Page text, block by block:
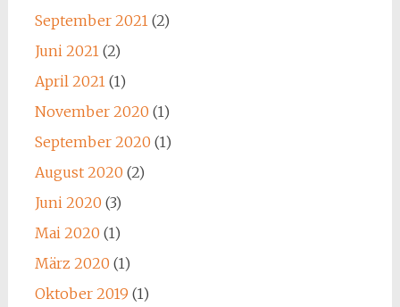
September 2021(2)
Juni 2021(2)
April 2021(1)
November 2020 (1)
September 2020 (1)
August 2020 (2)
Juni 2020 (3)
Mai 2020 (1)
März 2020 (1)
Oktober 2019 (1)